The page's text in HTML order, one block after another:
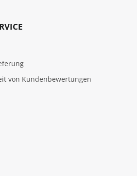
von Kundenbewertungen